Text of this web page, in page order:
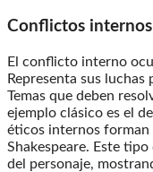
Conflictos
El conflicto interno
Representa sus luchas
Temas que deben
ejemplo clásico es el
éticos internos forman
Shakespeare. Este
del personaje,